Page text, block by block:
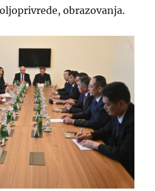
obrazovanja.